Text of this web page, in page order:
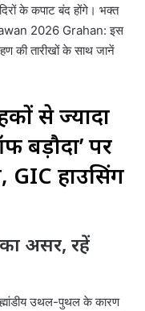
के कपाट बंद होंगे। भक्त
2026 Grahan: इस
की तारीखों के साथ जानें
से ज्यादा
बड़ौदा’ पर
GIC हाउसिंग
का असर, रहें
उथल-पुथल के कारण